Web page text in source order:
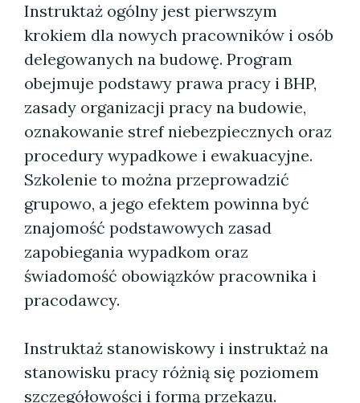
Instruktaż ogólny jest pierwszym
krokiem dla nowych pracowników i osób
delegowanych na budowę. Program
obejmuje podstawy prawa pracy i BHP,
zasady organizacji pracy na budowie,
oznakowanie stref niebezpiecznych oraz
procedury wypadkowe i ewakuacyjne.
Szkolenie to można przeprowadzić
grupowo, a jego efektem powinna być
znajomość podstawowych zasad
zapobiegania wypadkom oraz
świadomość obowiązków pracownika i
pracodawcy.
Instruktaż stanowiskowy i instruktaż na
stanowisku pracy różnią się poziomem
szczegółowości i formą przekazu.